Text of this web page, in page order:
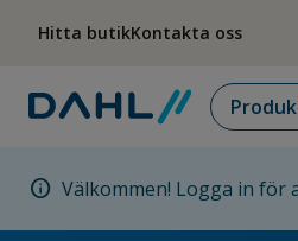
Hitta butikKontakta oss
info Välkommen! Logga in för